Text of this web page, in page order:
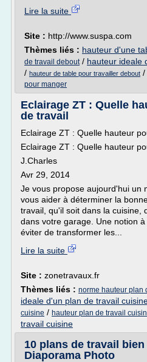
Lire la suite
Site : http://www.suspa.com
Thèmes liés : hauteur d'une
de travail debout/ hauteur ideale
/ hauteur de table pour travailler debout /
pour manger
Eclairage ZT : Quelle
de travail
Eclairage ZT : Quelle hauteur
Eclairage ZT : Quelle hauteur
J.Charles
Avr 29, 2014
Je vous propose aujourd'hui un
vous aider à déterminer la
travail, qu'il soit dans la cuisine,
dans votre garage. Une notion
éviter de transformer les...
Lire la suite
Site : zonetravaux.fr
Thèmes liés : norme hauteur plan
ideale d'un plan de travail
cuisine / hauteur plan de travail
travail cuisine
10 plans de travail bien
Diaporama Photo